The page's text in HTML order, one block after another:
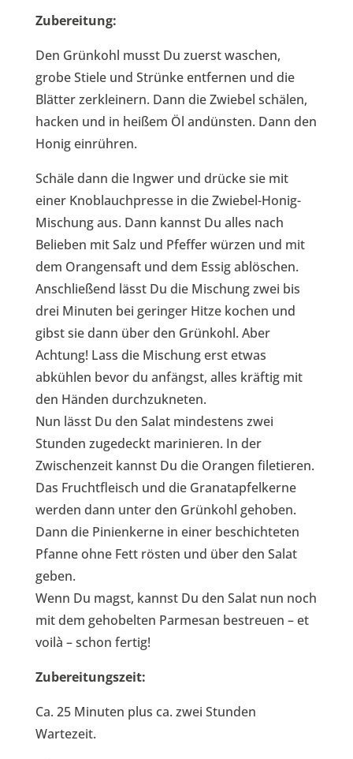
Zubereitung:
Den Grünkohl musst Du zuerst waschen,
grobe Stiele und Strünke entfernen und die
Blätter zerkleinern. Dann die Zwiebel schälen,
hacken und in heißem Öl andünsten. Dann den
Honig einrühren.
Schäle dann die Ingwer und drücke sie mit
einer Knoblauchpresse in die Zwiebel-Honig-
Mischung aus. Dann kannst Du alles nach
Belieben mit Salz und Pfeffer würzen und mit
dem Orangensaft und dem Essig ablöschen.
Anschließend lässt Du die Mischung zwei bis
drei Minuten bei geringer Hitze kochen und
gibst sie dann über den Grünkohl. Aber
Achtung! Lass die Mischung erst etwas
abkühlen bevor du anfängst, alles kräftig mit
den Händen durchzukneten.
Nun lässt Du den Salat mindestens zwei
Stunden zugedeckt marinieren. In der
Zwischenzeit kannst Du die Orangen filetieren.
Das Fruchtfleisch und die Granatapfelkerne
werden dann unter den Grünkohl gehoben.
Dann die Pinienkerne in einer beschichteten
Pfanne ohne Fett rösten und über den Salat
geben.
Wenn Du magst, kannst Du den Salat nun noch
mit dem gehobelten Parmesan bestreuen – et
voilà – schon fertig!
Zubereitungszeit:
Ca. 25 Minuten plus ca. zwei Stunden
Wartezeit.